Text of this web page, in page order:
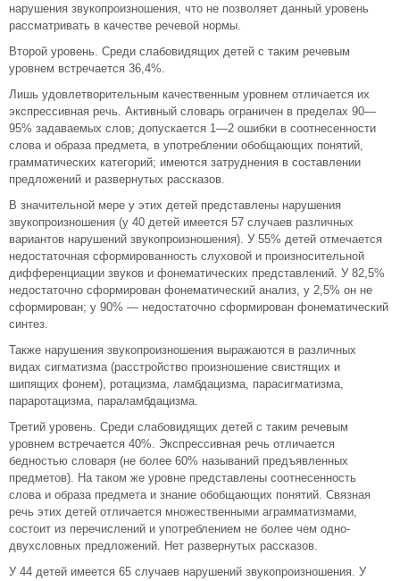
нарушения звукопроизношения, что не позволяет данный уровень
рассматривать в качестве речевой нормы.
Второй уровень. Среди слабовидящих детей с таким речевым
уровнем встречается 36,4%.
Лишь удовлетворительным качественным уровнем отличается их
экспрессивная речь. Активный словарь ограничен в пределах 90—
95% задаваемых слов; допускается 1—2 ошибки в соотнесенности
слова и образа предмета, в употреблении обобщающих понятий,
грамматических категорий; имеются затруднения в составлении
предложений и развернутых рассказов.
В значительной мере у этих детей представлены нарушения
звукопроизношения (у 40 детей имеется 57 случаев различных
вариантов нарушений звукопроизношения). У 55% детей отмечается
недостаточная сформированность слуховой и произносительной
дифференциации звуков и фонематических представлений. У 82,5%
недостаточно сформирован фонематический анализ, у 2,5% он не
сформирован; у 90% — недостаточно сформирован фонематический
синтез.
Также нарушения звукопроизношения выражаются в различных
видах сигматизма (расстройство произношение свистящих и
шипящих фонем), ротацизма, ламбдацизма, парасигматизма,
параротацизма, параламбдацизма.
Третий уровень. Среди слабовидящих детей с таким речевым
уровнем встречается 40%. Экспрессивная речь отличается
бедностью словаря (не более 60% называний предъявленных
предметов). На таком же уровне представлены соотнесенность
слова и образа предмета и знание обобщающих понятий. Связная
речь этих детей отличается множественными аграмматизмами,
состоит из перечислений и употреблением не более чем одно-
двухсловных предложений. Нет развернутых рассказов.
У 44 детей имеется 65 случаев нарушений звукопроизношения. У